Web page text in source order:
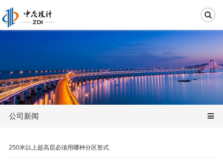
公司新闻
250米以上超高层必须用哪种分区形式